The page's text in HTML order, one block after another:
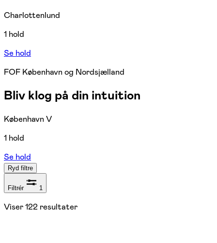
Charlottenlund
1 hold
Se hold
FOF København og Nordsjælland
Bliv klog på din intuition
København V
1 hold
Se hold
Ryd filtre
Filtrér 1
Viser122 resultater